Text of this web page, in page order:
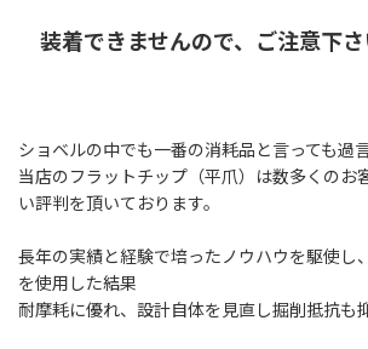
装着できませんので、ご注意下さ
ショベルの中でも一番の消耗品と言っても過
当店のフラットチップ（平爪）は数多くのお
い評判を頂いております。
長年の実績と経験で培ったノウハウを駆使し
を使用した結果
耐摩耗に優れ、設計自体を見直し掘削抵抗も